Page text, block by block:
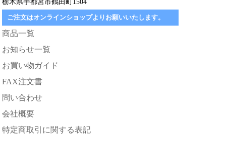
ご注文はオンラインショップよりお願いいたします。
商品一覧
お知らせ一覧
お買い物ガイド
FAX注文書
問い合わせ
会社概要
特定商取引に関する表記